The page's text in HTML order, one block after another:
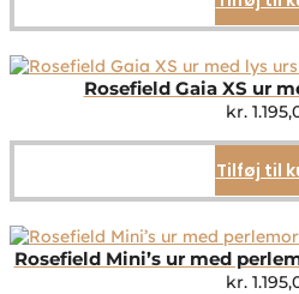
Rosefield Gaia XS ur
kr.
Tilføj til
Rosefield Mini’s ur med
kr.